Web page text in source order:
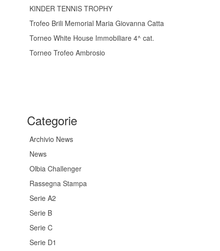
KINDER TENNIS TROPHY
Trofeo Brili Memorial Maria Giovanna Catta
Torneo White House Immobiliare 4^ cat.
Torneo Trofeo Ambrosio
Categorie
Archivio News
News
Olbia Challenger
Rassegna Stampa
Serie A2
Serie B
Serie C
Serie D1